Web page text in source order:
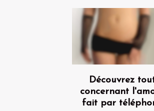
Découvrez
concernant
fait par